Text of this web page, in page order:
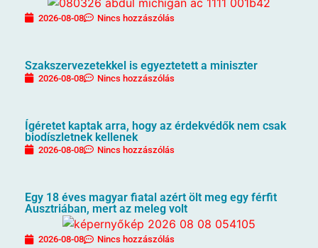
2026-08-08 Nincs hozzászólás
Szakszervezetekkel is egyeztetett a miniszter
2026-08-08 Nincs hozzászólás
Ígéretet kaptak arra, hogy az érdekvédők nem csak
biodíszletnek kellenek
2026-08-08 Nincs hozzászólás
Egy 18 éves magyar fiatal azért ölt meg egy férfit
Ausztriában, mert az meleg volt
2026-08-08 Nincs hozzászólás